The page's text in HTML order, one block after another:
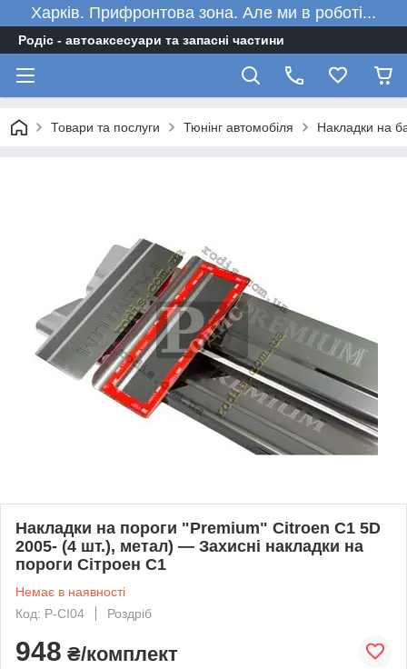
Харків. Прифронтова зона. Але ми в роботі...
Родіс - автоаксесуари та запасні частини
Товари та послуги Тюнінг автомобіля Накладки на
Накладки на пороги "Premium" Citroen C1 5D
2005- (4 шт.), метал) — Захисні накладки на
пороги Сітроен С1
Немає в наявності
Код: P-CI04
Роздріб
948 ₴/комплект